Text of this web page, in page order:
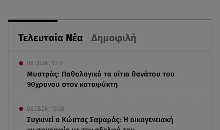
Τελευταία Νέα Δημοφιλή
06.08.26 , 13:32
Μυστράς: Παθολογικά τα αίτια θανάτου του
90χρονου στον καταψύκτη
06.08.26 , 13:20
Συγκινεί ο Κώστας Σαμαράς: Η οικογενειακή